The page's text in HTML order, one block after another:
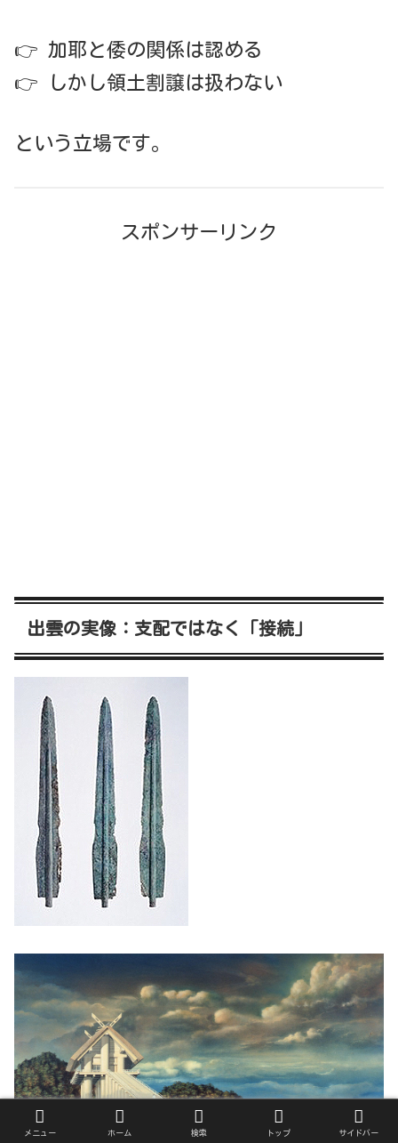
👉 加耶と倭の関係は認める
👉 しかし領土割譲は扱わない
という立場です。
スポンサーリンク
出雲の実像：支配ではなく「接続」
メニュー ホーム 検索 トップ サイドバー